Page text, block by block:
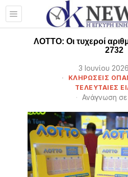
ΛΟΤΤΟ: Οι τυχεροί
2732
3 Ιουνίου
ΚΛΗΡΏΣΕΙΣ
ΤΕΛΕΥΤΑΙΕΣ
Ανάγνωση σε